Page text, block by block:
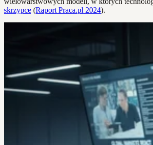
skrzypce (Raport Praca.pl 2024).